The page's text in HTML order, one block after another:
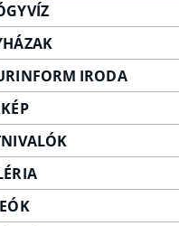
IRODA
Harkányban
szabadidő eltöltési